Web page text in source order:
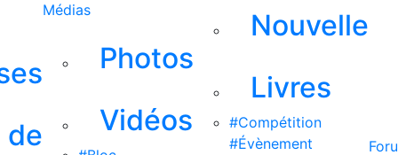
de
Médias
Photos
Vidéos
Nouvelle
Livres
#Compétition
#Évènement